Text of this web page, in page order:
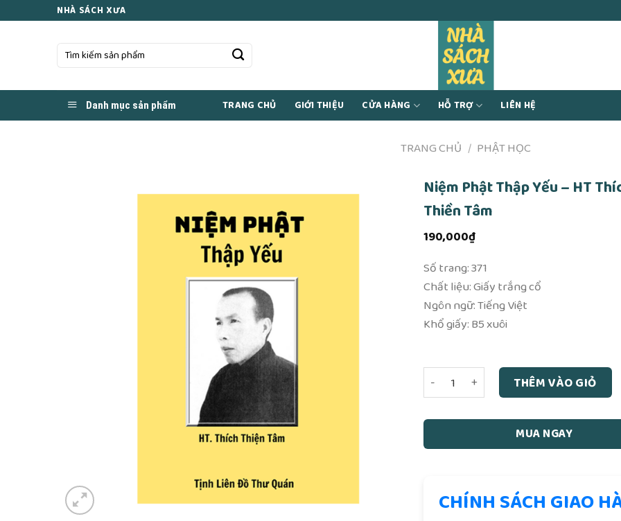
NHÀ SÁCH XƯA
Tìm
Danh mục sản phẩm TRANG CHỦ GIỚI THIỆU CỬA HÀNG HỖ TRỢ LIÊN HỆ
TRANG CHỦ / PHẬT HỌC
Niệm Phật Thập Yếu – HT
Thiền Tâm
190,000₫
Số trang: 371
Chất liệu: Giấy trắng cổ
Ngôn ngữ: Tiếng Việt
Khổ giấy: B5 xuôi
Niệm Phật Thập Yếu - HT Thích Thiền
THÊM VÀO GIỎ
MUA NGAY
CHÍNH SÁCH GIAO